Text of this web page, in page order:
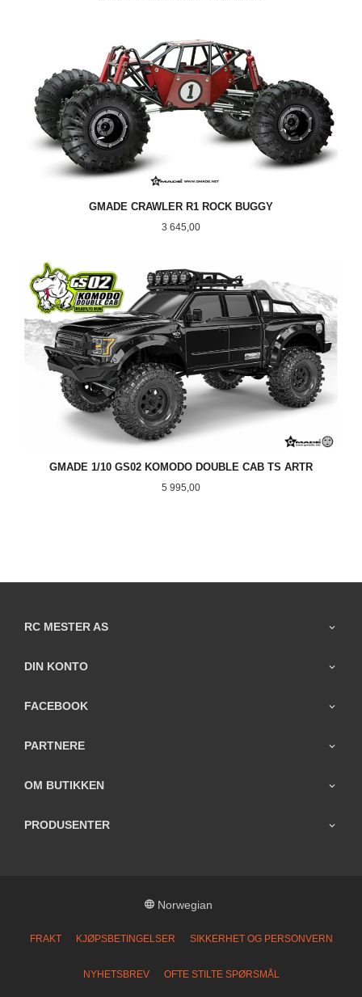
GMADE CRAWLER R1 ROCK BUGGY
Pris
3 645,00
GMADE 1/10 GS02 KOMODO DOUBLE CAB TS ARTR
Pris
5 995,00
RC MESTER AS
DIN KONTO
FACEBOOK
PARTNERE
OM BUTIKKEN
PRODUSENTER
Norwegian
FRAKT KJØPSBETINGELSER SIKKERHET OG PERSONVERN
NYHETSBREV OFTE STILTE SPØRSMÅL